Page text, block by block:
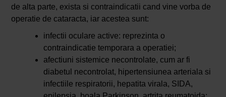
de alta parte, exista si contraindicatii cand vine vorba de
operatie de cataracta, iar acestea sunt:
infectii oculare active: reprezinta o
contraindicatie temporara a operatiei;
afectiuni sistemice necontrolate, cum ar fi
diabetul necontrolat, hipertensiunea arteriala si
infectiile respiratorii, hepatita virala, SIDA,